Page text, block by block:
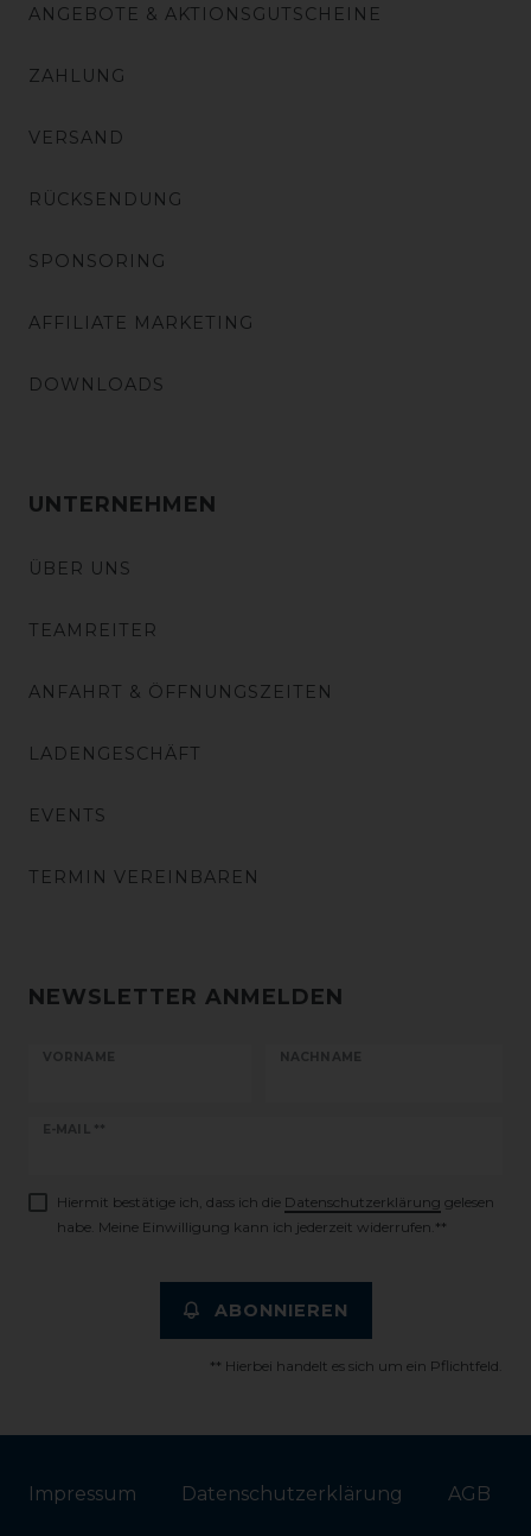
ANGEBOTE & AKTIONSGUTSCHEINE
ZAHLUNG
VERSAND
RÜCKSENDUNG
SPONSORING
AFFILIATE MARKETING
DOWNLOADS
UNTERNEHMEN
ÜBER UNS
TEAMREITER
ANFAHRT & ÖFFNUNGSZEITEN
LADENGESCHÄFT
EVENTS
TERMIN VEREINBAREN
NEWSLETTER ANMELDEN
VORNAME NACHNAME
E-MAIL **
Newsletter
Hiermit bestätige ich, dass ich die Daten­schutz­erklärung gelesen
habe. Meine Einwilligung kann ich jederzeit widerrufen.**
ABONNIEREN
** Hierbei handelt es sich um ein Pflichtfeld.
Impressum Daten­schutz­erklärung AGB